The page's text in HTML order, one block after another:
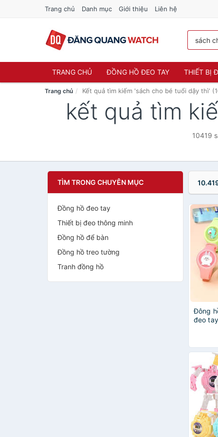
Trang chủ Danh mục Giới thiệu Liên hệ
TRANG CHỦ ĐỒNG HỒ ĐEO TAY THIẾT BỊ
Trang chủ Kết quả tìm kiếm 'sách cho bé tuổi dậy thì'
kết quả tìm
10419
TÌM TRONG CHUYÊN MỤC
Đồng hồ đeo tay
Thiết bị đeo thông minh
Đồng hồ để bàn
Đồng hồ treo tường
Tranh đồng hồ
Đông
đeo